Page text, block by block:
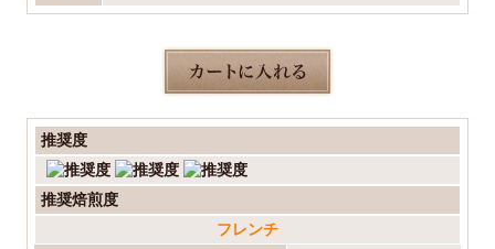
推奨度
推奨焙煎度
フレンチ